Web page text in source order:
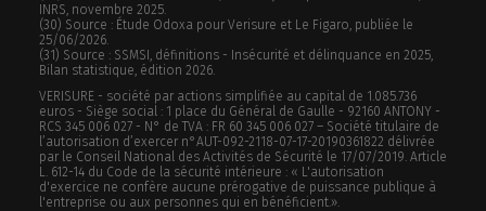
INRS, novembre 2025.
(30) Source : Étude Odoxa pour Verisure et Le Figaro, publiée le
25/06/2026.
(31) Source : SSMSI, définitions - Insécurité et délinquance en 2025,
Bilan statistique, édition 2026.
VERISURE - société par actions simplifiée au capital de 1.085.736
euros - Siège social : 1 place du Général de Gaulle - 92160 ANTONY -
RCS 345 006 027 - N° de TVA : FR 60 345 006 027 – Société titulaire de
l’autorisation d’exercer n°AUT-092-2118-07-17-20190361822 délivrée
par le Conseil National des Activités de Sécurité le 17/07/2019. Article
L. 612-14 du Code de la sécurité intérieure : « L'autorisation
d'exercice ne confère aucune prérogative de puissance publique à
l'entreprise ou aux personnes qui en bénéficient.».